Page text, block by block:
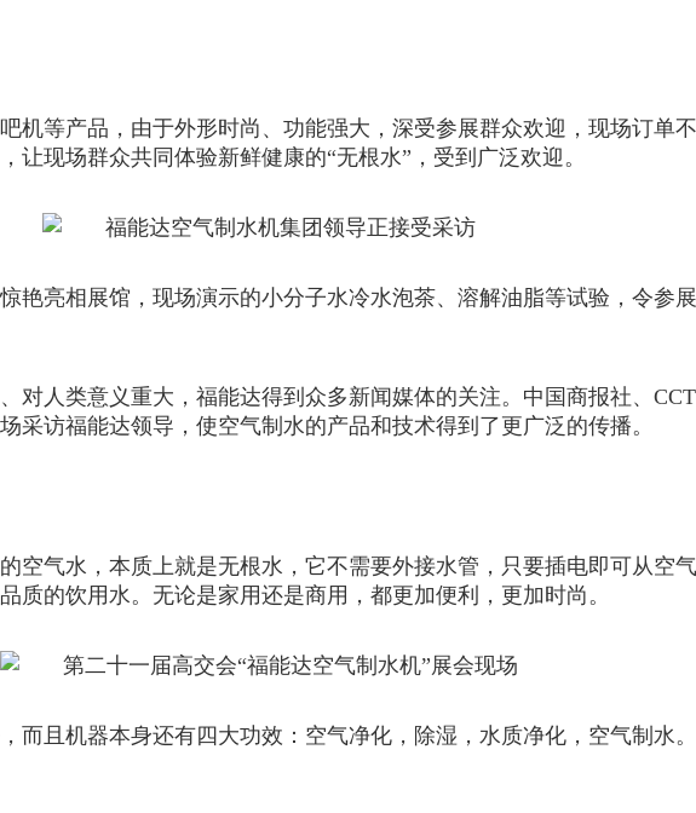
机等产品，由于外形时尚、功能强大，深受参展群众欢迎，现场订单不
让现场群众共同体验新鲜健康的“无根水”，受到广泛欢迎。
艳亮相展馆，现场演示的小分子水冷水泡茶、溶解油脂等试验，令参
对人类意义重大，福能达得到众多新闻媒体的关注。中国商报社、
采访福能达领导，使空气制水的产品和技术得到了更广泛的传播。
空气水，本质上就是无根水，它不需要外接水管，只要插电即可从空
质的饮用水。无论是家用还是商用，都更加便利，更加时尚。
而且机器本身还有四大功效：空气净化，除湿，水质净化，空气制水